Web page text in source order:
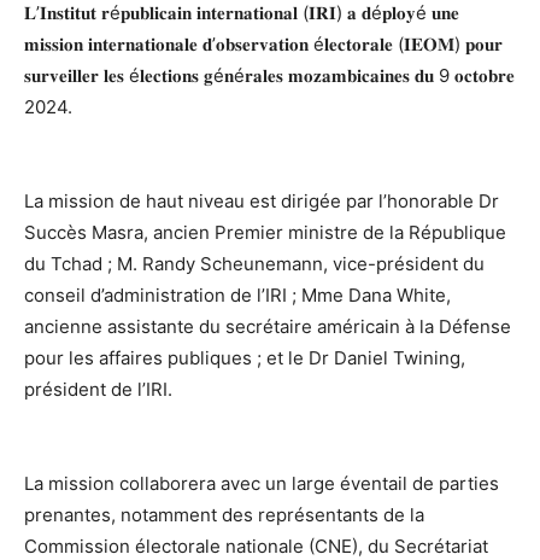
𝐋’𝐈𝐧𝐬𝐭𝐢𝐭𝐮𝐭 𝐫é𝐩𝐮𝐛𝐥𝐢𝐜𝐚𝐢𝐧 𝐢𝐧𝐭𝐞𝐫𝐧𝐚𝐭𝐢𝐨𝐧𝐚𝐥 (𝐈𝐑𝐈) 𝐚 𝐝é𝐩𝐥𝐨𝐲é 𝐮𝐧𝐞
𝐦𝐢𝐬𝐬𝐢𝐨𝐧 𝐢𝐧𝐭𝐞𝐫𝐧𝐚𝐭𝐢𝐨𝐧𝐚𝐥𝐞 𝐝’𝐨𝐛𝐬𝐞𝐫𝐯𝐚𝐭𝐢𝐨𝐧 é𝐥𝐞𝐜𝐭𝐨𝐫𝐚𝐥𝐞 (𝐈𝐄𝐎𝐌) 𝐩𝐨𝐮𝐫
𝐬𝐮𝐫𝐯𝐞𝐢𝐥𝐥𝐞𝐫 𝐥𝐞𝐬 é𝐥𝐞𝐜𝐭𝐢𝐨𝐧𝐬 𝐠é𝐧é𝐫𝐚𝐥𝐞𝐬 𝐦𝐨𝐳𝐚𝐦𝐛𝐢𝐜𝐚𝐢𝐧𝐞𝐬 𝐝𝐮 9 𝐨𝐜𝐭𝐨𝐛𝐫𝐞
2024.
La mission de haut niveau est dirigée par l’honorable Dr
Succès Masra, ancien Premier ministre de la République
du Tchad ; M. Randy Scheunemann, vice-président du
conseil d’administration de l’IRI ; Mme Dana White,
ancienne assistante du secrétaire américain à la Défense
pour les affaires publiques ; et le Dr Daniel Twining,
président de l’IRI.
La mission collaborera avec un large éventail de parties
prenantes, notamment des représentants de la
Commission électorale nationale (CNE), du Secrétariat